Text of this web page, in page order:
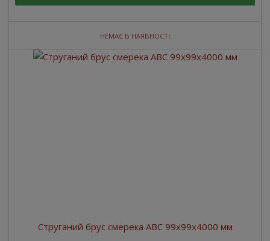
НЕМАЄ В НАЯВНОСТІ
Струганий брус смерека ABC 99x99x4000 мм